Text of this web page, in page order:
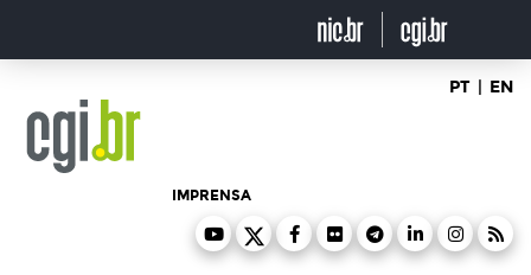
o
PT | EN
IMPRENSA